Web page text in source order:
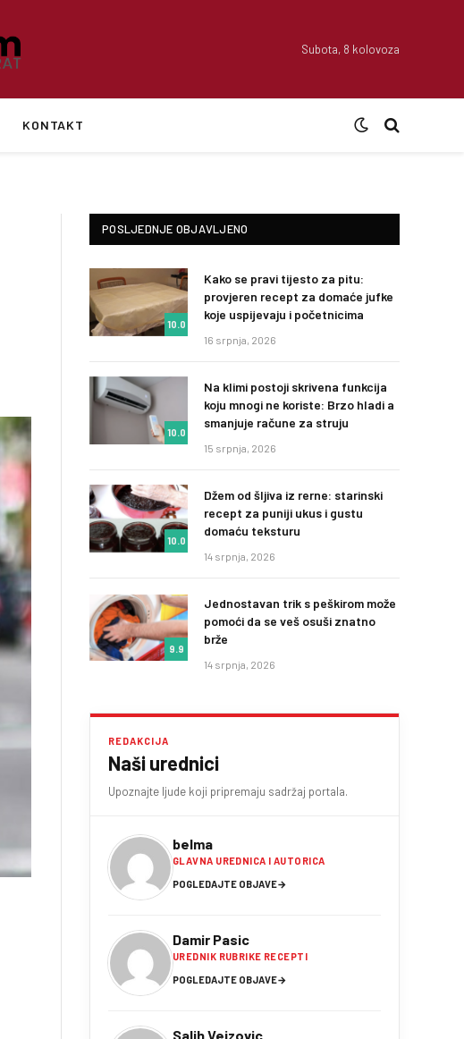
Subota, 8 kolovoza
KONTAKT
POSLJEDNJE OBJAVLJENO
10.0
Kako se pravi tijesto za pitu:
provjeren recept za domaće jufke
koje uspijevaju i početnicima
16 srpnja, 2026
10.0
Na klimi postoji skrivena funkcija
koju mnogi ne koriste: Brzo hladi a
smanjuje račune za struju
15 srpnja, 2026
10.0
Džem od šljiva iz rerne: starinski
recept za puniji ukus i gustu
domaću teksturu
14 srpnja, 2026
9.9
Jednostavan trik s peškirom može
pomoći da se veš osuši znatno
brže
14 srpnja, 2026
REDAKCIJA
Naši urednici
Upoznajte ljude koji pripremaju sadržaj portala.
belma
GLAVNA UREDNICA I AUTORICA
POGLEDAJTE OBJAVE→
Damir Pasic
UREDNIK RUBRIKE RECEPTI
POGLEDAJTE OBJAVE→
Salih Vejzovic